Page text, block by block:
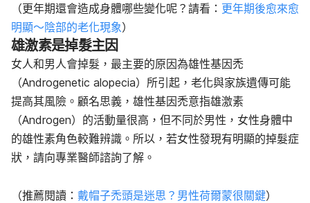
（更年期還會造成身體哪些變化呢？請看： 更年期後愈來愈
明顯～陰部的老化現象）
雄激素是掉髮主因
女人和男人會掉髮，最主要的原因為雄性基因禿
（Androgenetic alopecia）所引起，老化與家族遺傳可能
提高其風險。顧名思義，雄性基因禿意指雄激素
（Androgen）的活動量很高，但不同於男性，女性身體中
的雄性素角色較難辨識。所以，若女性發現有明顯的掉髮症
狀，請向專業醫師諮詢了解。
（推薦閱讀： 戴帽子禿頭是迷思？男性荷爾蒙很關鍵）